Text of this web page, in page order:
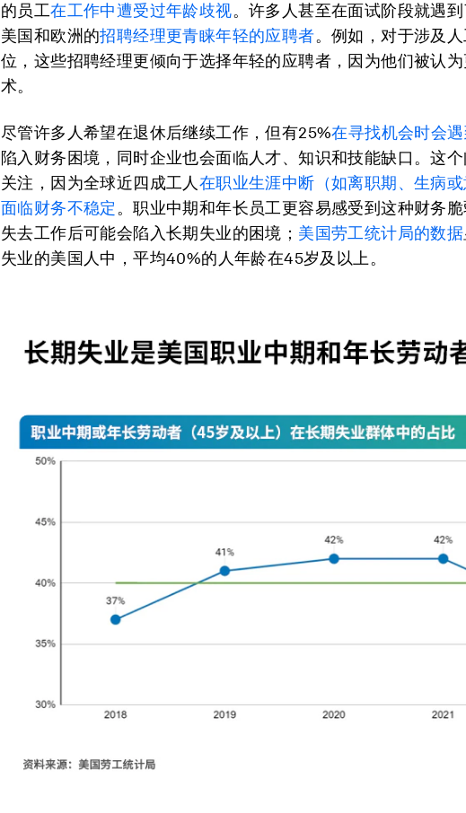
的员工在工作中遭受过年龄歧视。许多人甚至在面试阶段就遇到
美国和欧洲的招聘经理更青睐年轻的应聘者。例如，对于涉及
位，这些招聘经理更倾向于选择年轻的应聘者，因为他们被认
术。
尽管许多人希望在退休后继续工作，但有25%在寻找机会时会
陷入财务困境，同时企业也会面临人才、知识和技能缺口。这
关注，因为全球近四成工人 在职业生涯中断（如离职期、生病
面临财务不稳定 。职业中期和年长员工更容易感受到这种财务
失去工作后可能会陷入长期失业的困境； 美国劳工统计局的数据
失业的美国人中，平均40%的人年龄在45岁及以上。